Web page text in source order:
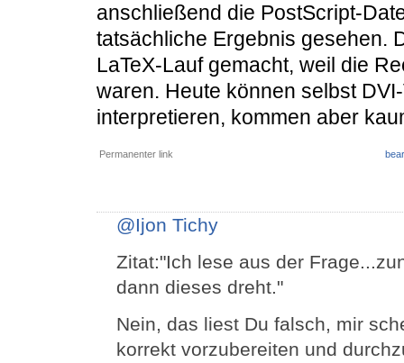
anschließend die PostScript-
tatsächliche Ergebnis gesehen.
LaTeX-Lauf gemacht, weil die
waren. Heute können selbst
interpretieren, kommen aber
Permanenter link
@Ijon Tichy
Zitat:"Ich lese aus der
dann dieses dreht."
Nein, das liest Du falsch, mir
korrekt vorzubereiten und